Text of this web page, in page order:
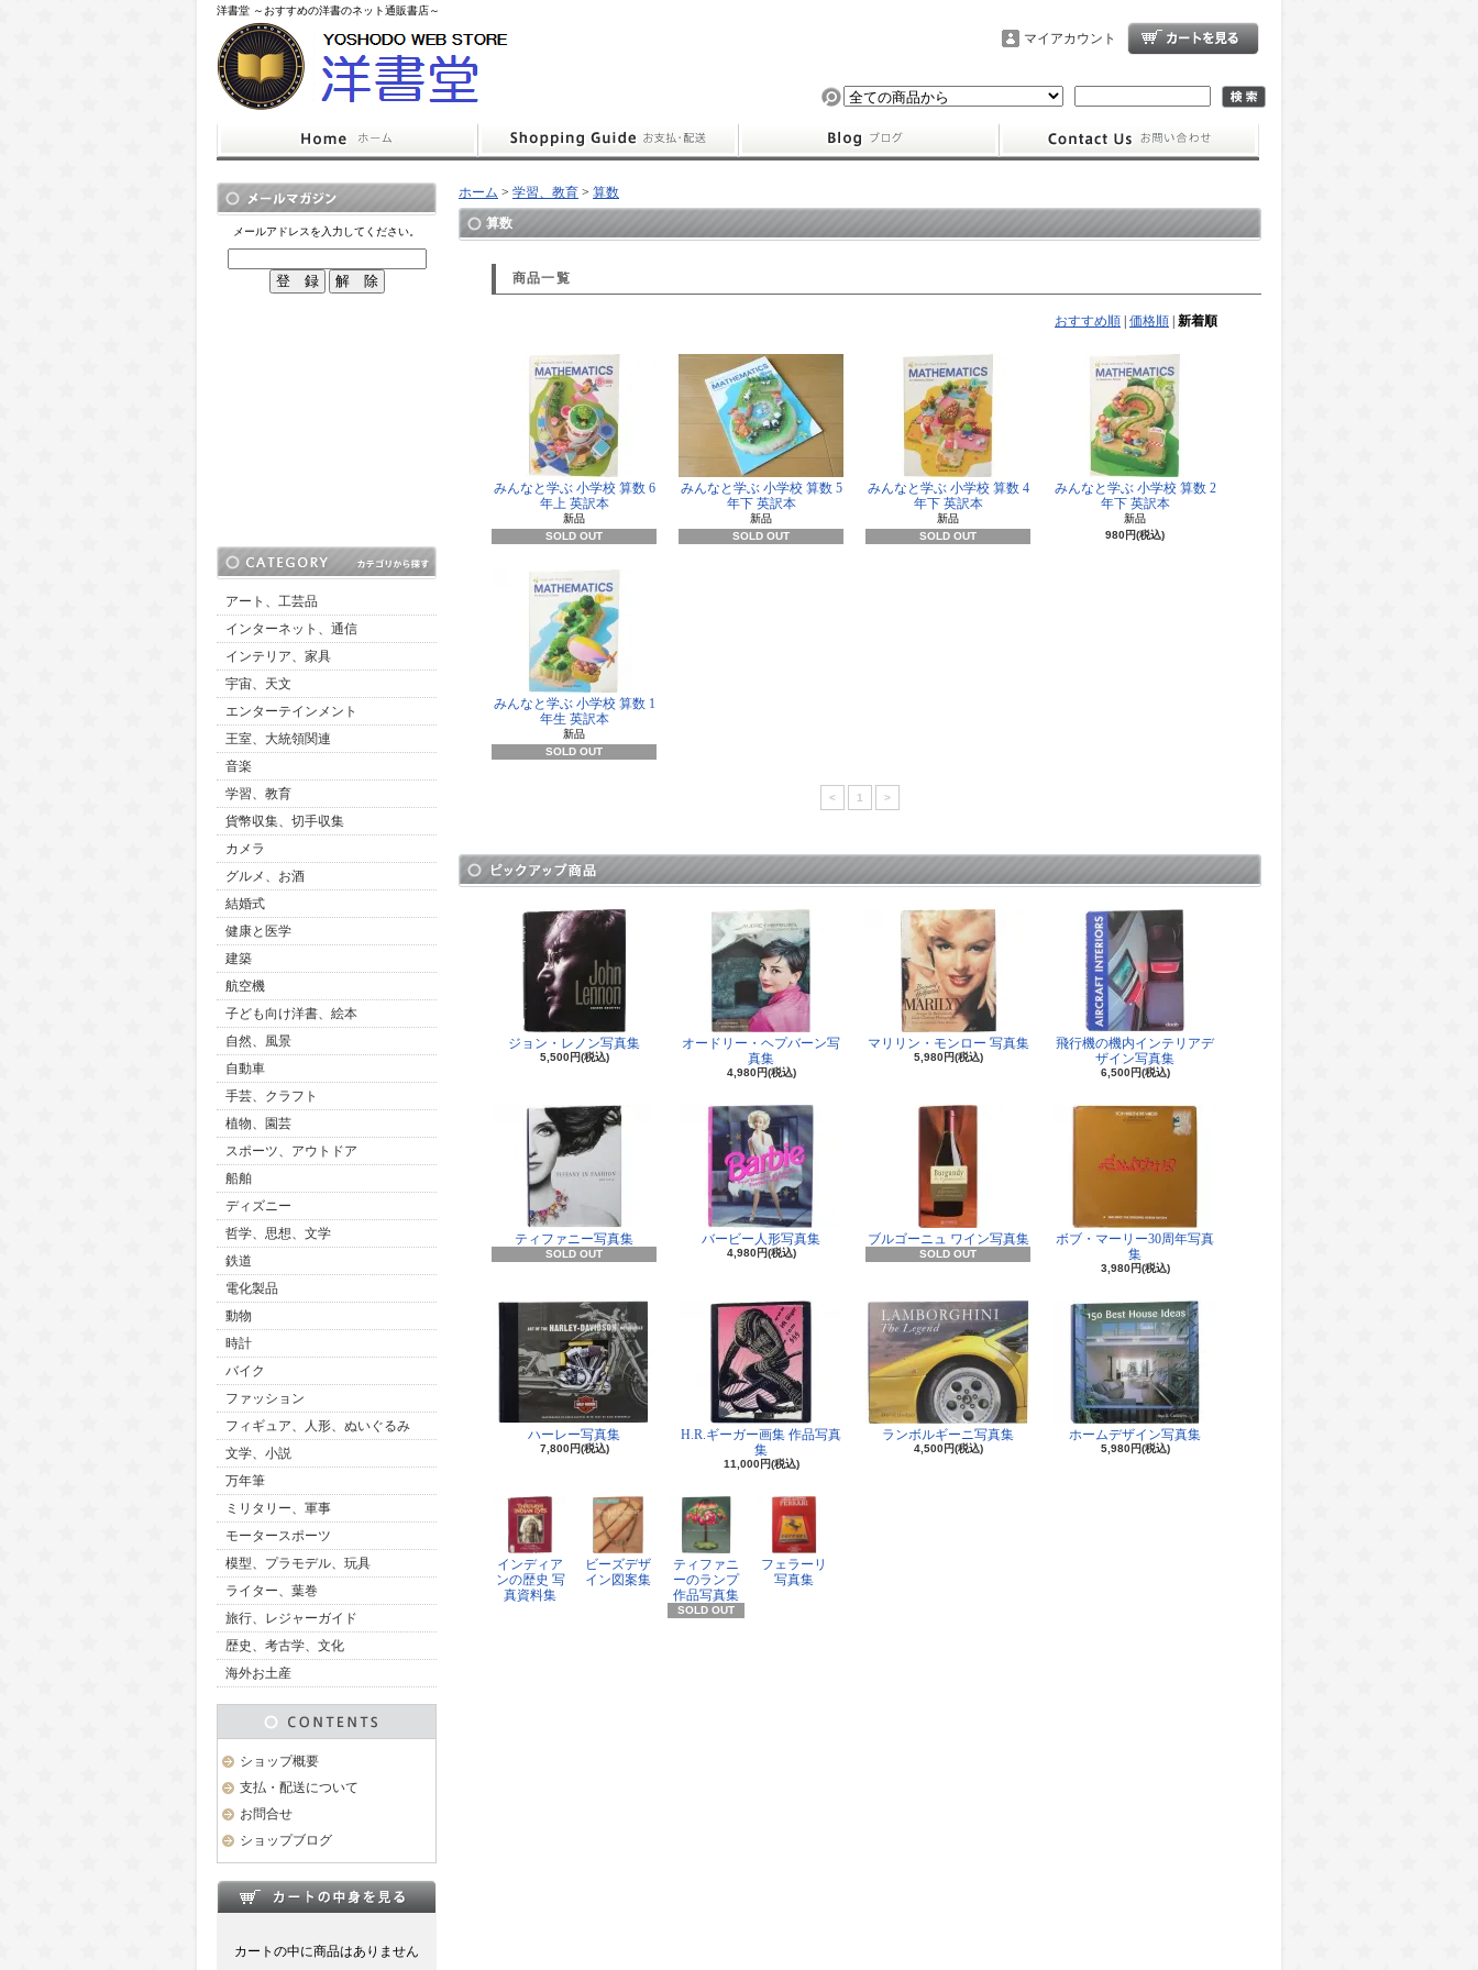
洋書堂 ～おすすめの洋書のネット通販書店～
マイアカウント
メールアドレスを入力してください。
アート、工芸品
インターネット、通信
インテリア、家具
宇宙、天文
エンターテインメント
王室、大統領関連
音楽
学習、教育
貨幣収集、切手収集
カメラ
グルメ、お酒
結婚式
健康と医学
建築
航空機
子ども向け洋書、絵本
自然、風景
自動車
手芸、クラフト
植物、園芸
スポーツ、アウトドア
船舶
ディズニー
哲学、思想、文学
鉄道
電化製品
動物
時計
バイク
ファッション
フィギュア、人形、ぬいぐるみ
文学、小説
万年筆
ミリタリー、軍事
モータースポーツ
模型、プラモデル、玩具
ライター、葉巻
旅行、レジャーガイド
歴史、考古学、文化
海外お土産
ショップ概要
支払・配送について
お問合せ
ショップブログ
カートの中に商品はありません
ホーム > 学習、教育 > 算数
算数
商品一覧
おすすめ順 価格順 新着順
みんなと学ぶ 小学校 算数 6
年上 英訳本
新品
SOLD OUT
みんなと学ぶ 小学校 算数 5
年下 英訳本
新品
SOLD OUT
みんなと学ぶ 小学校 算数 4
年下 英訳本
新品
SOLD OUT
みんなと学ぶ 小学校 算数 2
年下 英訳本
新品
980円(税込)
みんなと学ぶ 小学校 算数 1
年生 英訳本
新品
SOLD OUT
< 1 >
ジョン・レノン写真集
5,500円(税込)
オードリー・ヘプバーン写
真集
4,980円(税込)
マリリン・モンロー 写真集
5,980円(税込)
飛行機の機内インテリアデ
ザイン写真集
6,500円(税込)
ティファニー写真集
SOLD OUT
バービー人形写真集
4,980円(税込)
ブルゴーニュ ワイン写真集
SOLD OUT
ボブ・マーリー30周年写真
集
3,980円(税込)
ハーレー写真集
7,800円(税込)
H.R.ギーガー画集 作品写真
集
11,000円(税込)
ランボルギーニ写真集
4,500円(税込)
ホームデザイン写真集
5,980円(税込)
インディア
ンの歴史 写
真資料集
ビーズデザ
イン図案集
ティファニ
ーのランプ
作品写真集
SOLD OUT
フェラーリ
写真集